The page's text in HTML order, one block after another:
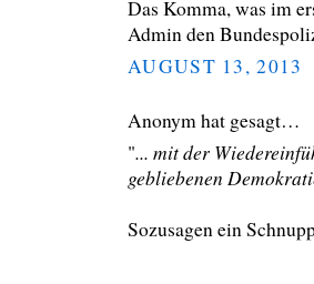
Das Komma, was im
Admin den
AUGUST 13, 2013
Anonym hat gesagt…
"... mit der
gebliebenen
Sozusagen ein